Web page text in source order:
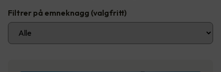
Filtrer på emneknagg (valgfritt)